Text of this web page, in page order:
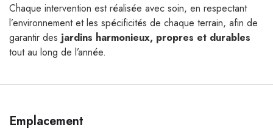
Chaque intervention est réalisée avec soin, en respectant
l’environnement et les spécificités de chaque terrain, afin de
garantir des jardins harmonieux, propres et durables
tout au long de l’année.
Emplacement